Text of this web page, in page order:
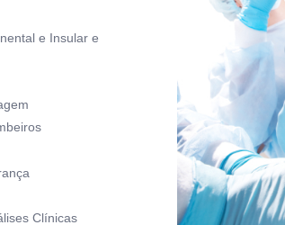
e Insular e
Clínicas